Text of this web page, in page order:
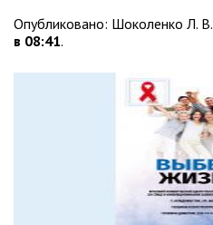
Опубликовано: Шоколенко Л. В.
в 08:41.